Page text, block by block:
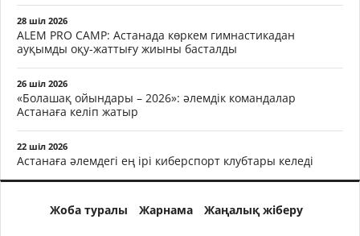
28 шіл 2026
ALEM PRO CAMP: Астанада көркем гимнастикадан
ауқымды оқу-жаттығу жиыны басталды
26 шіл 2026
«Болашақ ойындары – 2026»: әлемдік командалар
Астанаға келіп жатыр
22 шіл 2026
Астанаға әлемдегі ең ірі киберспорт клубтары келеді
Жоба туралы Жарнама Жаңалық жіберу